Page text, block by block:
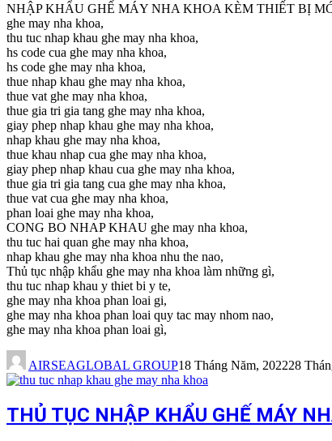
NHẬP KHẨU GHẾ MÁY NHA KHOA KÈM THIẾT BỊ
ghe may nha khoa,
thu tuc nhap khau ghe may nha khoa,
hs code cua ghe may nha khoa,
hs code ghe may nha khoa,
thue nhap khau ghe may nha khoa,
thue vat ghe may nha khoa,
thue gia tri gia tang ghe may nha khoa,
giay phep nhap khau ghe may nha khoa,
nhap khau ghe may nha khoa,
thue khau nhap cua ghe may nha khoa,
giay phep nhap khau cua ghe may nha khoa,
thue gia tri gia tang cua ghe may nha khoa,
thue vat cua ghe may nha khoa,
phan loai ghe may nha khoa,
CONG BO NHAP KHAU ghe may nha khoa,
thu tuc hai quan ghe may nha khoa,
nhap khau ghe may nha khoa nhu the nao,
Thủ tục nhập khẩu ghe may nha khoa làm những gì,
thu tuc nhap khau y thiet bi y te,
ghe may nha khoa phan loai gi,
ghe may nha khoa phan loai quy tac may nhom nao,
ghe may nha khoa phan loai gì,
AIRSEAGLOBAL GROUP18 Tháng Năm, 202228
THỦ TỤC NHẬP KHẨU GHẾ MÁY